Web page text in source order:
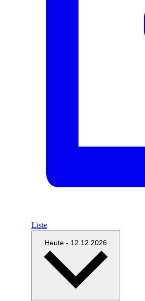
Liste
Heute - 12.12.2026
Datum